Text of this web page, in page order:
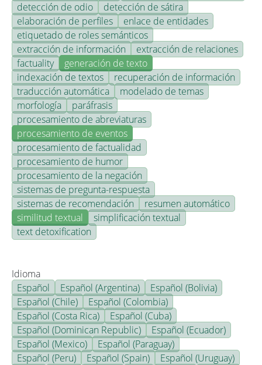
detección de odio
detección de sátira
elaboración de perfiles
enlace de entidades
etiquetado de roles semánticos
extracción de información
extracción de relaciones
factuality
generación de texto
indexación de textos
recuperación de información
traducción automática
modelado de temas
morfología
paráfrasis
procesamiento de abreviaturas
procesamiento de eventos
procesamiento de factualidad
procesamiento de humor
procesamiento de la negación
sistemas de pregunta-respuesta
sistemas de recomendación
resumen automático
similitud textual
simplificación textual
text detoxification
Idioma
Español
Español (Argentina)
Español (Bolivia)
Español (Chile)
Español (Colombia)
Español (Costa Rica)
Español (Cuba)
Español (Dominican Republic)
Español (Ecuador)
Español (Mexico)
Español (Paraguay)
Español (Peru)
Español (Spain)
Español (Uruguay)